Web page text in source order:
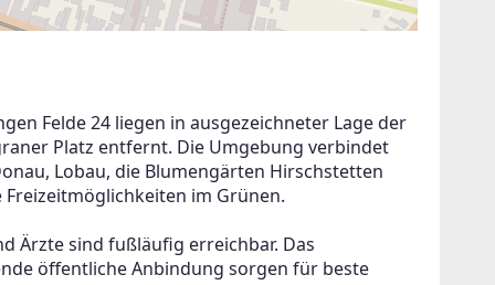
Felde 24 liegen in ausgezeichneter Lage der
Platz entfernt. Die Umgebung verbindet
Lobau, die Blumengärten Hirschstetten
im Grünen.
Ärzte sind fußläufig erreichbar. Das
öffentliche Anbindung sorgen für beste